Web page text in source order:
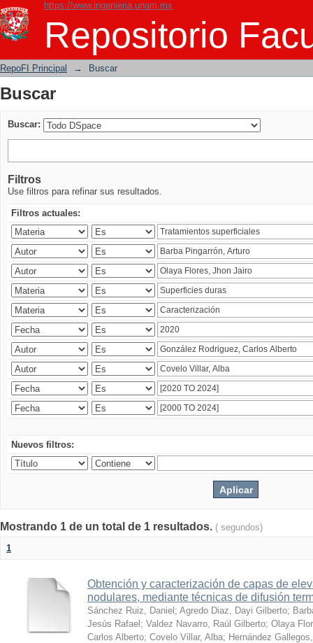
https://www.ingenieria.unam.mx
Repositorio
Buscar
RepoFI Principal → Buscar
Buscar
Buscar:
Filtros
Use filtros para refinar sus resultados.
Filtros actuales:
Nuevos filtros:
Mostrando 1 de un total de 1 resultados. ( segundos)
1
Obtención y caracterización de capas de
nodulares, mediante técnicas de difusión
Sánchez Ruiz, Daniel ; Agredo Diaz, Dayi Gilberto;
Jesús Rafael ; Valdez Navarro, Raúl Gilberto; Olaya
Carlos Alberto; Covelo Villar, Alba; Hernández